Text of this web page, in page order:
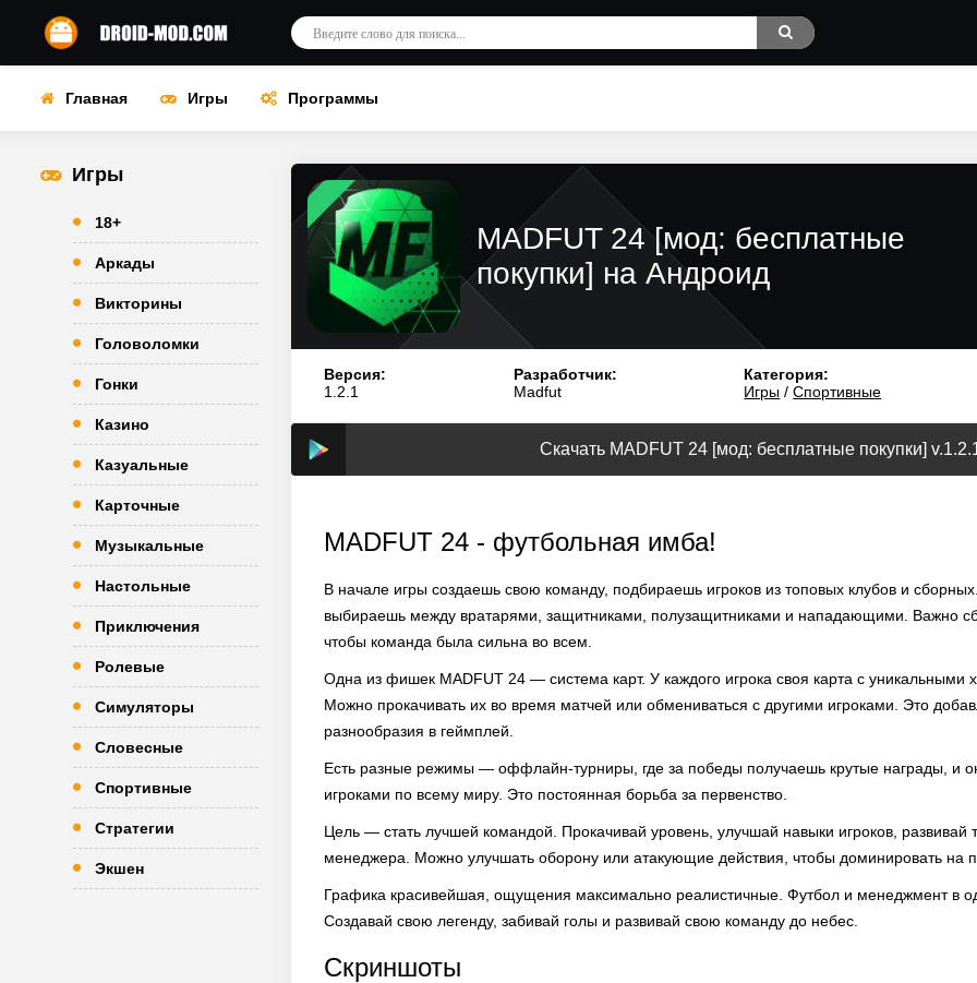
Главная Игры Программы
Игры
18+
Аркады
Викторины
Головоломки
Гонки
Казино
Казуальные
Карточные
Музыкальные
Настольные
Приключения
Ролевые
Симуляторы
Словесные
Спортивные
Стратегии
Экшен
MADFUT 24 [мод: бесплатные
покупки] на Андроид
Версия:
1.2.1
Разработчик:
Madfut
Категория:
Игры /Спортивные
Скачать MADFUT 24 [мод: бесплатные покупки]
MADFUT 24 - футбольная имба!
В начале игры создаешь свою команду, подбираешь игроков из топовых клубов и
выбираешь между вратарями, защитниками, полузащитниками и нападающими. Важно
чтобы команда была сильна во всем.
Одна из фишек MADFUT 24 — система карт. У каждого игрока своя карта с уникальными
Можно прокачивать их во время матчей или обмениваться с другими игроками. Это
разнообразия в геймплей.
Есть разные режимы — оффлайн-турниры, где за победы получаешь крутые награды, и
игроками по всему миру. Это постоянная борьба за первенство.
Цель — стать лучшей командой. Прокачивай уровень, улучшай навыки игроков, развивай
менеджера. Можно улучшать оборону или атакующие действия, чтобы доминировать на
Графика красивейшая, ощущения максимально реалистичные. Футбол и менеджмент в
Создавай свою легенду, забивай голы и развивай свою команду до небес.
Скриншоты